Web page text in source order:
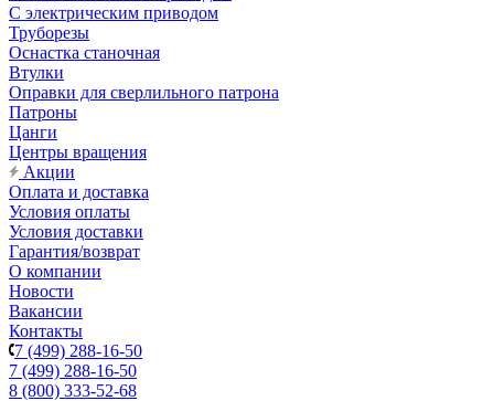
С электрическим приводом
Труборезы
Оснастка станочная
Втулки
Оправки для сверлильного патрона
Патроны
Цанги
Центры вращения
Акции
Оплата и доставка
Условия оплаты
Условия доставки
Гарантия/возврат
О компании
Новости
Вакансии
Контакты
7 (499) 288-16-50
7 (499) 288-16-50
8 (800) 333-52-68